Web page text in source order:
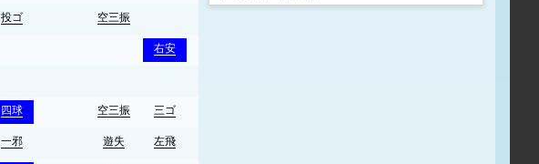
投ゴ 空三振
右安
四球 空三振 三ゴ
一邪 遊失 左飛